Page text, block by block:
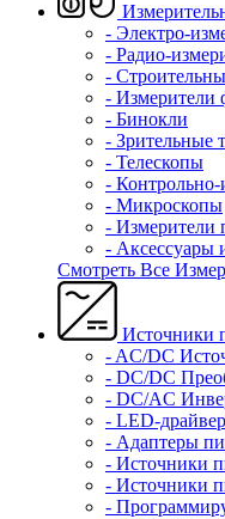
- Электро-
- Радио-
-
- Измерители
- Бинокли
- Зрительные
- Телескопы
-
- Микроскопы
- Измерители
- Аксессуары
Смотреть Все
Источники
- AC/DC
- DC/DC
- DC/AC
- LED-
- Адаптеры
- Источники
- Источники
-